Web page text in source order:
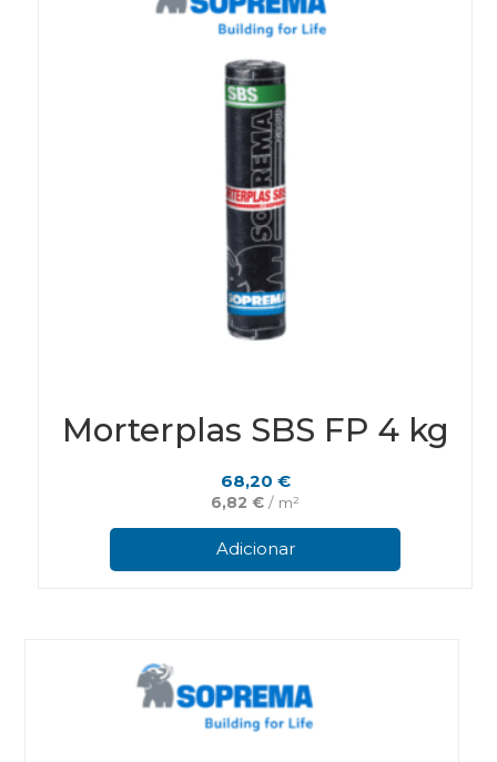
Morterplas SBS FP 4 kg
68,20 €
6,82€ / m²
Adicionar